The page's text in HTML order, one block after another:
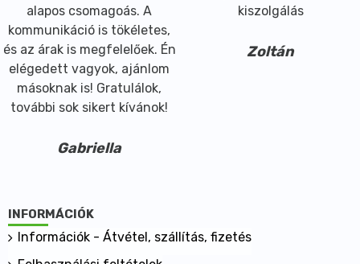
alapos csomagoás. A
kommunikáció is tökéletes,
és az árak is megfelelőek. Én
elégedett vagyok, ajánlom
másoknak is! Gratulálok,
további sok sikert kívánok!
Gabriella
kiszolgálás
Zoltán
INFORMÁCIÓK
Információk - Átvétel, szállítás, fizetés